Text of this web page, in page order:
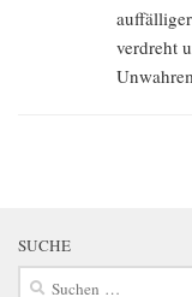
verdreht
SUCHE
Suchen